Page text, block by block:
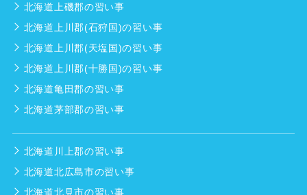
北海道上磯郡の習い事
北海道上川郡(石狩国)の習い事
北海道上川郡(天塩国)の習い事
北海道上川郡(十勝国)の習い事
北海道亀田郡の習い事
北海道茅部郡の習い事
北海道川上郡の習い事
北海道北広島市の習い事
北海道北見市の習い事